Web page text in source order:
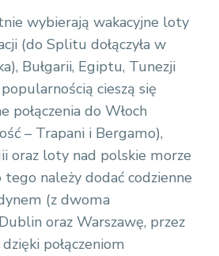
wybierają wakacyjne loty
(do Splitu dołączyła w
Bułgarii, Egiptu, Tunezji
cieszą się
połączenia do Włoch
– Trapani i Bergamo),
oraz loty nad polskie morze
tego należy dodać codzienne
(z dwoma
oraz Warszawę, przez
połączeniom